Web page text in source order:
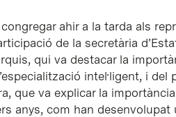
ahir a la tarda als
de la secretària
qui va destacar la
intel·ligent, i del
que va explicar la
anys, com han